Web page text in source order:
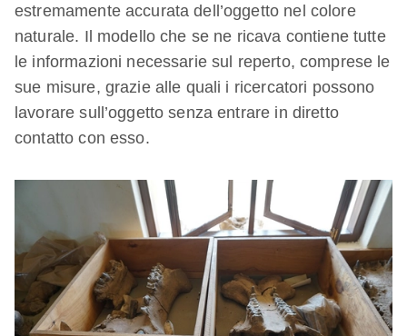
estremamente accurata dell’oggetto nel colore
naturale. Il modello che se ne ricava contiene tutte
le informazioni necessarie sul reperto, comprese le
sue misure, grazie alle quali i ricercatori possono
lavorare sull’oggetto senza entrare in diretto
contatto con esso.